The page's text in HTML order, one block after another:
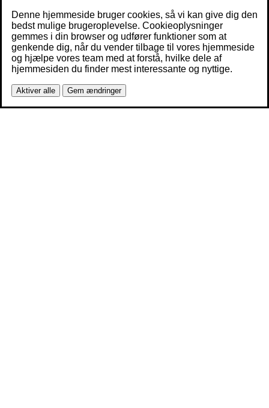
Denne hjemmeside bruger cookies, så vi kan give dig den
bedst mulige brugeroplevelse. Cookieoplysninger
gemmes i din browser og udfører funktioner som at
genkende dig, når du vender tilbage til vores hjemmeside
og hjælpe vores team med at forstå, hvilke dele af
hjemmesiden du finder mest interessante og nyttige.
Aktiver alle Gem ændringer